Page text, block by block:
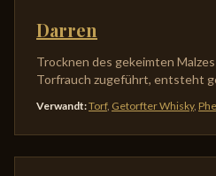
Darren
Trocknen des gekeimten
Torfrauch zugeführt, entsteht
Verwandt:Torf, Getorfter Whisky,